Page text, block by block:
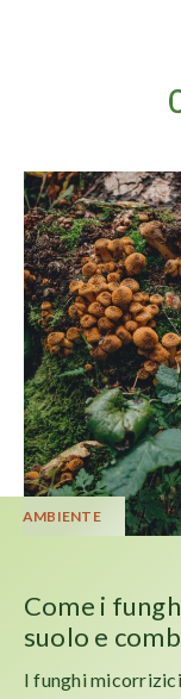
AMBIENTE
Come i
suolo e
I funghi